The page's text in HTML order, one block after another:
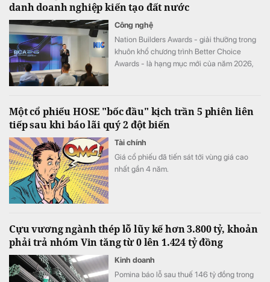
danh doanh nghiệp kiến tạo đất nước
Công nghệ
Nation Builders Awards - giải thưởng trong
khuôn khổ chương trình Better Choice
Awards - là hạng mục mới của năm 2026,
Một cổ phiếu HOSE "bốc đầu" kịch trần 5 phiên liên
tiếp sau khi báo lãi quý 2 đột biến
Tài chính
Giá cổ phiếu đã tiến sát tới vùng giá cao
nhất gần 4 năm.
Cựu vương ngành thép lỗ lũy kế hơn 3.800 tỷ, khoản
phải trả nhóm Vin tăng từ 0 lên 1.424 tỷ đồng
Kinh doanh
Pomina báo lỗ sau thuế 146 tỷ đồng trong